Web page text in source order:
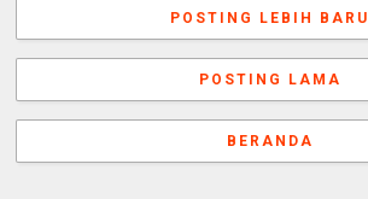
POSTING LEBIH BARU
POSTING LAMA
BERANDA